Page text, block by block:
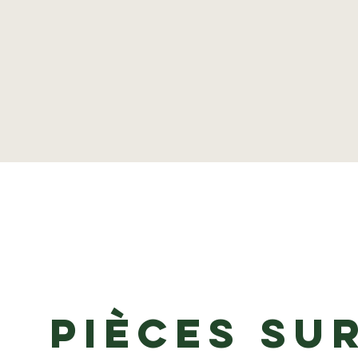
Pièces